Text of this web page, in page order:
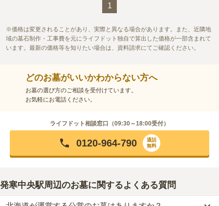
1
価格は変更されることがあり、実際と異なる場合があります。また、近隣地
域の墓石制作・工事費を元にライフドット独自で算出した価格が一部含まれて
います。最新の価格等を知りたい場合は、資料請求にてご確認ください。
どのお墓がいいかわからない方へ
お墓の選び方のご相談を受付けています。
お気軽にお電話ください。
ライフドット相談窓口（09:30～18:00受付）
0120-964-790
通話
無料
発寒中央駅周辺のお墓に関するよくある質問